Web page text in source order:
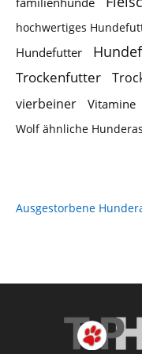
hochwertiges
Hundefutter
Trockenfutter
vierbeiner
Vitamine
Wolf ähnliche
Ausgestorbene